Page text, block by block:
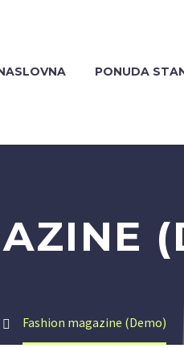
PONUDA
Fashion magazine (Demo)